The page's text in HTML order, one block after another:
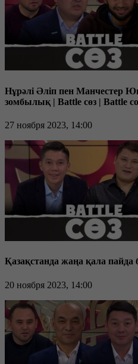
Нұрәлі Әліп пен Манчестер
зомбылық | Battle сөз | Battle
27 ноября 2023, 14:00
Қазақстанда жаңа қала пайда
20 ноября 2023, 14:00